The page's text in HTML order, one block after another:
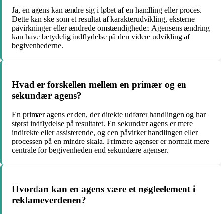
Ja, en agens kan ændre sig i løbet af en handling eller proces.
Dette kan ske som et resultat af karakterudvikling, eksterne
påvirkninger eller ændrede omstændigheder. Agensens ændring
kan have betydelig indflydelse på den videre udvikling af
begivenhederne.
Hvad er forskellen mellem en primær og en
sekundær agens?
En primær agens er den, der direkte udfører handlingen og har
størst indflydelse på resultatet. En sekundær agens er mere
indirekte eller assisterende, og den påvirker handlingen eller
processen på en mindre skala. Primære agenser er normalt mere
centrale for begivenheden end sekundære agenser.
Hvordan kan en agens være et nøgleelement i
reklameverdenen?